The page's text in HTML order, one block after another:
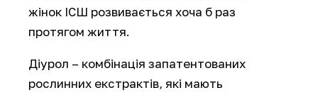
жінок ІСШ розвивається хоча б раз
протягом життя.
Діурол – комбінація запатентованих
рослинних екстрактів, які мають